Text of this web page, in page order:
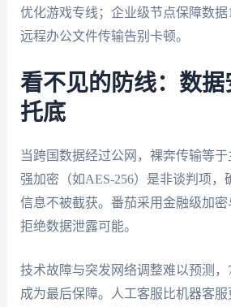
优化游戏专线；企业级节点保障数据
远程办公文件传输告别卡顿。
看不见的防线：数据
托底
当跨国数据经过公网，裸奔传输等
强加密（如AES-256）是非谈判项，
信息不被截获。番茄采用金融级加密
拒绝数据泄露可能。
技术故障与突发网络调整难以预测，
成为最后保障。人工客服比机器客